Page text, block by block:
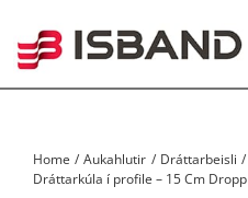
content
Home Aukahlutir
Dráttarbeisli
Dráttarkúla í profile – 15 Cm Dropp